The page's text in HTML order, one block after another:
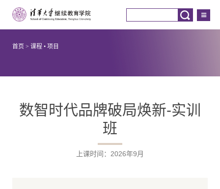
首页 > 课程 • 项目
数智时代品牌破局焕新-实训
班
上课时间：2026年9月